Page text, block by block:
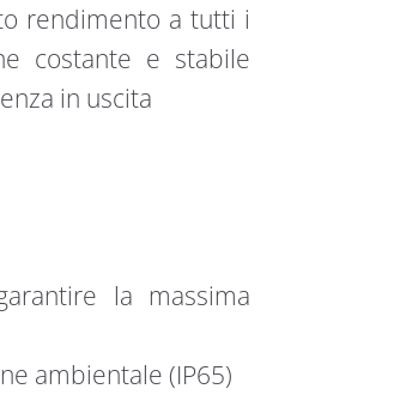
rendimento a tutti i
costante e stabile
in uscita
la massima
ambientale (IP65)